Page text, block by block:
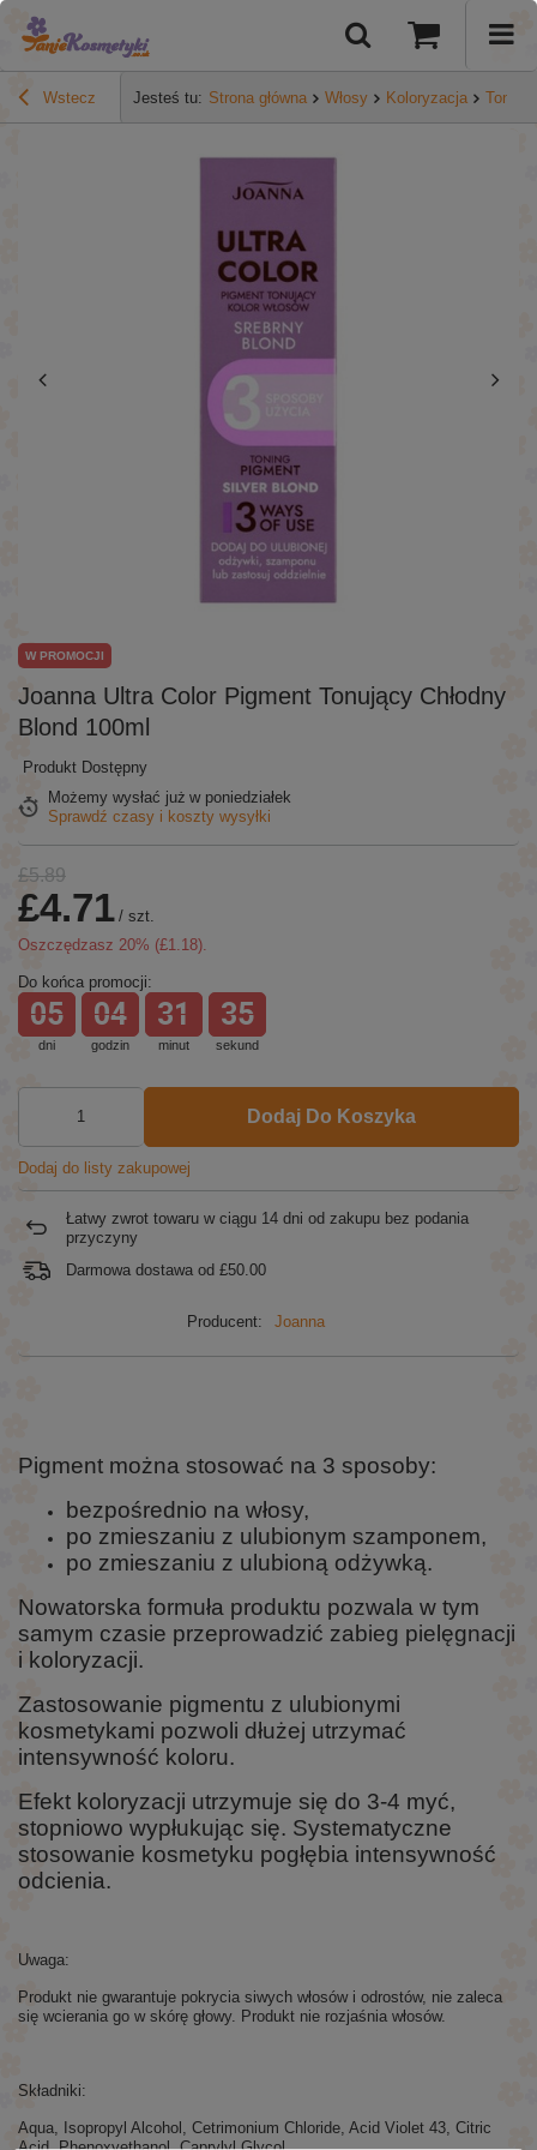
Wstecz Jesteś tu: Strona główna Włosy Koloryzacja Tonery
Joanna Ultra Color Pigment Tonujący Chłodny
Blond 100ml
W PROMOCJI
Produkt Dostępny
Możemy wysłać już w poniedziałek
Sprawdź czasy i koszty wysyłki
£5.89
£4.71 / szt.
Oszczędzasz 20% (£1.18).
Do końca promocji:
dni
05
godzin
04
minut
31
sekund
35
Dodaj Do Koszyka
Dodaj do listy zakupowej
Łatwy zwrot towaru w ciągu 14 dni od zakupu bez podania
przyczyny
Darmowa dostawa od £50.00
Producent: Joanna
Pigment można stosować na 3 sposoby:
bezpośrednio na włosy,
po zmieszaniu z ulubionym szamponem,
po zmieszaniu z ulubioną odżywką.
Nowatorska formuła produktu pozwala w tym
samym czasie przeprowadzić zabieg pielęgnacji
i koloryzacji.
Zastosowanie pigmentu z ulubionymi
kosmetykami pozwoli dłużej utrzymać
intensywność koloru.
Efekt koloryzacji utrzymuje się do 3-4 myć,
stopniowo wypłukując się. Systematyczne
stosowanie kosmetyku pogłębia intensywność
odcienia.
Uwaga:
Produkt nie gwarantuje pokrycia siwych włosów i odrostów, nie zaleca
się wcierania go w skórę głowy. Produkt nie rozjaśnia włosów.
Składniki:
Aqua, Isopropyl Alcohol, Cetrimonium Chloride, Acid Violet 43, Citric